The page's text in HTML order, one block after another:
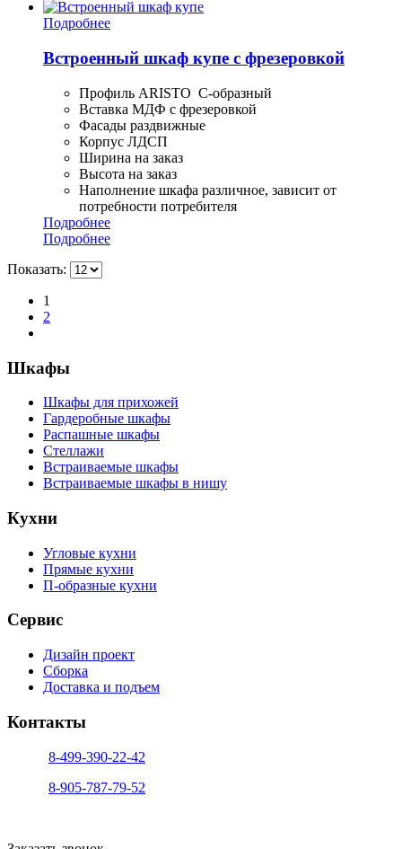
Подробнее
Встроенный шкаф купе с фрезеровкой
Профиль ARISTO С-образный
Вставка МДФ с фрезеровкой
Фасады раздвижные
Корпус ЛДСП
Ширина на заказ
Высота на заказ
Наполнение шкафа различное, зависит от
потребности потребителя
Подробнее
Подробнее
Показать:
1
2
Шкафы
Шкафы для прихожей
Гардеробные шкафы
Распашные шкафы
Стеллажи
Встраиваемые шкафы
Встраиваемые шкафы в нишу
Кухни
Угловые кухни
Прямые кухни
П-образные кухни
Сервис
Дизайн проект
Сборка
Доставка и подъем
Контакты
8-499-390-22-42
8-905-787-79-52